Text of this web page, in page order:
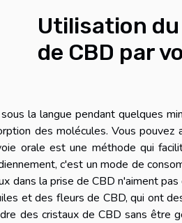
Utilisation
de CBD par
la langue pendant quelques
des molécules. Vous pouvez
orale est une méthode qui
c'est un mode de
dans la prise de CBD n'aiment
et des fleurs de CBD, qui ont
des cristaux de CBD sans être